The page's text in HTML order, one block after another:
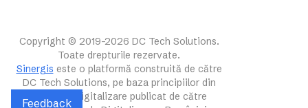
Copyright © 2019-2026 DC Tech Solutions.
Toate drepturile rezervate.
Sinergis este o platformă construită de către
DC Tech Solutions, pe baza principiilor din
ghidul de digitalizare publicat de către
Feedback